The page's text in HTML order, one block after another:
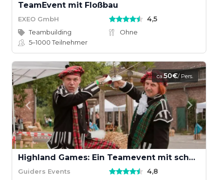
TeamEvent mit Floßbau
EXEO GmbH 4,5
Teambuilding
Ohne
5–1000Teilnehmer
ca.50€/ Pers.
Highland Games: Ein Teamevent mit schottischem Wettkampfgeist
Guiders Events 4,8